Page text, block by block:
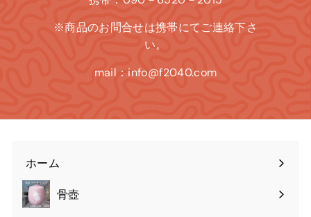
※商品のお問合せは携帯にてご連絡下さ
い。
mail：info@f2040.com
ホーム
骨壺